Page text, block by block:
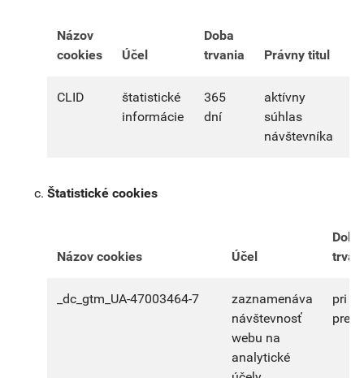
Názov
cookies
Účel
Doba
trvania
Právny titul
CLID
štatistické
informácie
365
dní
aktívny
súhlas
návštevníka
Štatistické cookies
Názov cookies Účel
Doba
_dc_gtm_UA-47003464-7
zaznamenáva
návštevnosť
webu na
analytické
pri